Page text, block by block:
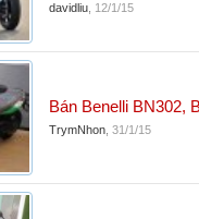
davidliu 12/1/15
Bán Benelli BN302,
TrymNhon 31/1/15